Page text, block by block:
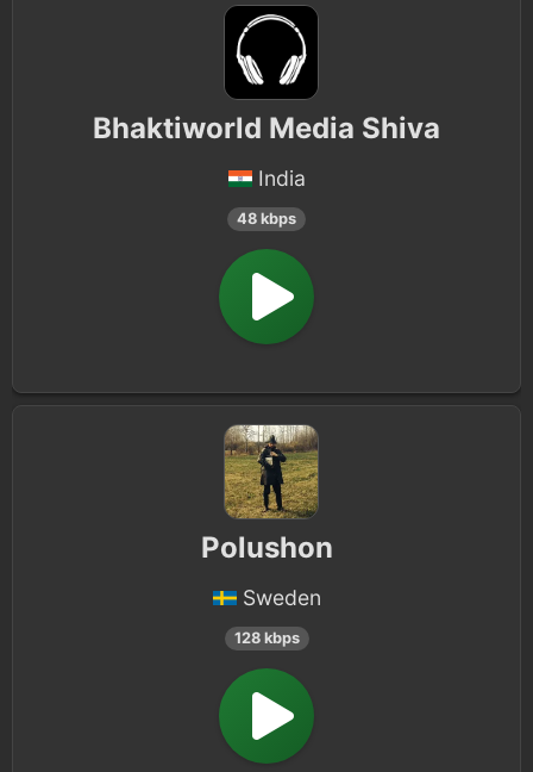
Bhaktiworld Media Shiva
India
48 kbps
Polushon
Sweden
128 kbps